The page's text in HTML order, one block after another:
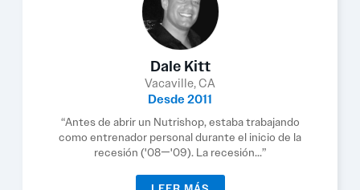
Dale Kitt
Vacaville, CA
Desde 2011
“Antes de abrir un Nutrishop, estaba trabajando
como entrenador personal durante el inicio de la
recesión ('08—'09). La recesión...”